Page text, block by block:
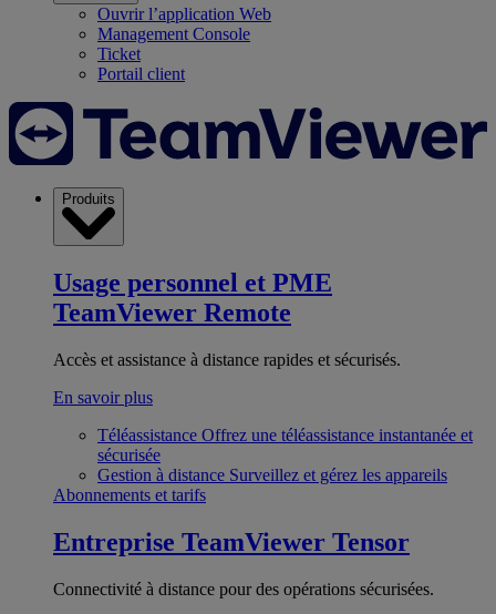
Ouvrir l’application Web
Management Console
Ticket
Portail client
Produits
Usage personnel et PME
TeamViewer Remote
Accès et assistance à distance rapides et sécurisés.
En savoir plus
Téléassistance Offrez une téléassistance instantanée et
sécurisée
Gestion à distance Surveillez et gérez les appareils
Abonnements et tarifs
Entreprise TeamViewer Tensor
Connectivité à distance pour des opérations sécurisées.